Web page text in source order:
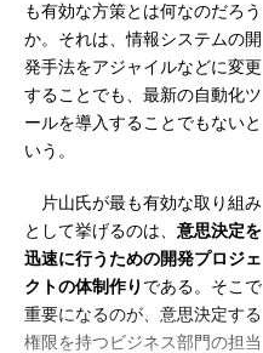
も有効な方策とは何なのだろう
か。それは、情報システムの開
発手法をアジャイルなどに変更
することでも、最新の自動化ツ
ールを導入することでもないと
いう。
片山氏が最も有効な取り組み
として挙げるのは、 意思決定を
迅速に行うための開発プロジェ
クトの体制作り である。そこで
重要になるのが、意思決定する
権限を持つビジネス部門の担当